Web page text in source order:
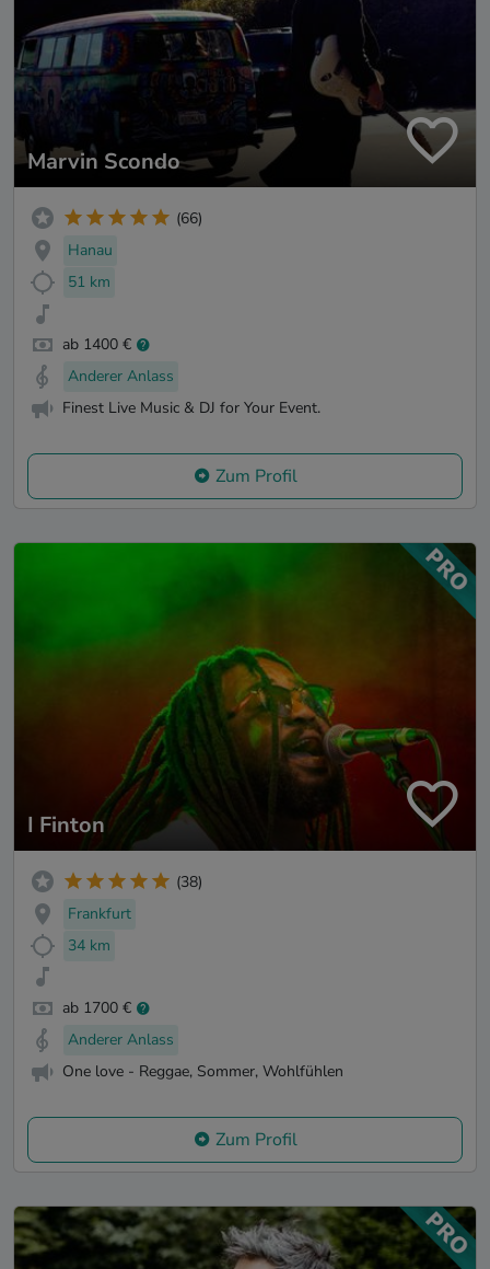
Marvin Scondo
(66)
Hanau
51 km
ab 1400 €
Anderer Anlass
Finest Live Music & DJ for Your Event.
Zum Profil
I Finton
(38)
Frankfurt
34 km
ab 1700 €
Anderer Anlass
One love - Reggae, Sommer, Wohlfühlen
Zum Profil